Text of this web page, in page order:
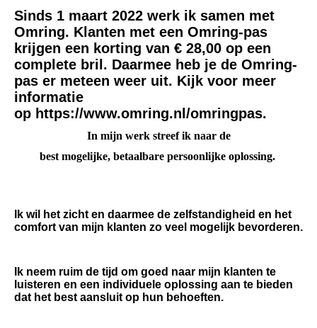
Sinds 1 maart 2022 werk ik samen met
Omring. Klanten met een Omring-pas
krijgen een korting van € 28,00 op een
complete bril. Daarmee heb je de Omring-
pas er meteen weer uit. Kijk voor meer
informatie
op https://www.omring.nl/omringpas.
In mijn werk streef ik naar de
best mogelijke, betaalbare persoonlijke oplossing.
Ik wil het zicht en daarmee de zelfstandigheid en het
comfort van mijn klanten zo veel mogelijk bevorderen.
Ik neem ruim de tijd om goed naar mijn klanten te
luisteren en een individuele oplossing aan te bieden
dat het best aansluit op hun behoeften.